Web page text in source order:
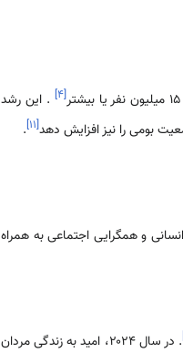
[۴] . این رشد
بومی را نیز افزایش دهد[۱۱]
.
و همگرایی اجتماعی به همراه
. در سال ۲۰۲۴، امید به زندگی مردان